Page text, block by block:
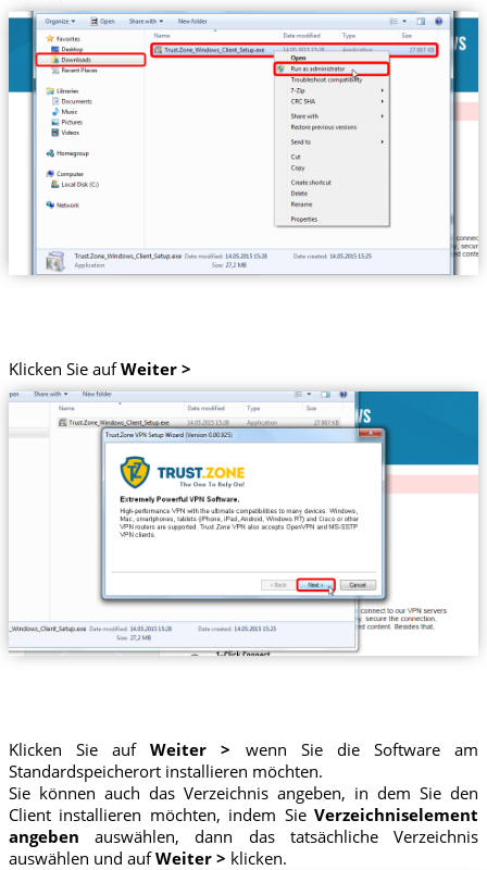
Klicken Sie aufWeiter >
Klicken Sie aufWeiter > wenn Sie die Software am
Standardspeicherort installieren möchten.
Sie können auch das Verzeichnis angeben, in dem Sie den
Client installieren möchten, indem SieVerzeichniselement
angeben auswählen, dann das tatsächliche Verzeichnis
auswählen und aufWeiter > klicken.